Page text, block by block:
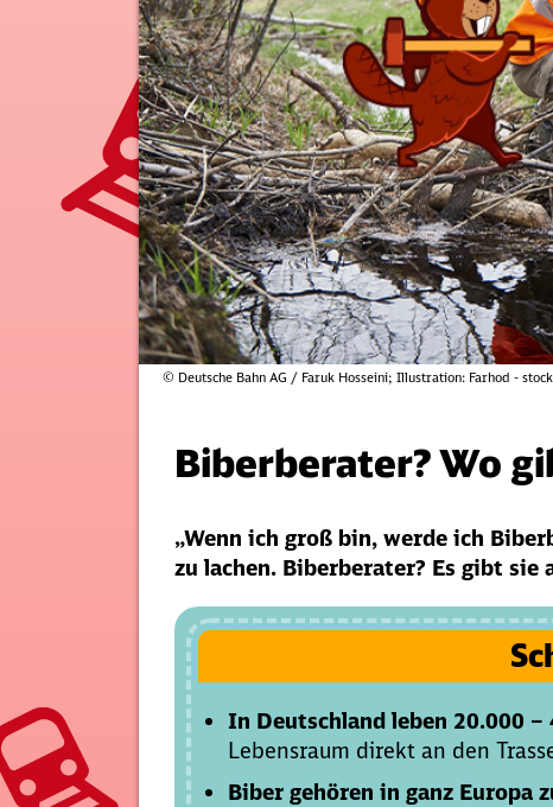
© Deutsche Bahn AG / Faruk Hosseini; Illustration: Farhod -
Biberberater? Wo
„Wenn ich groß bin, werde ich
zu lachen. Biberberater? Es gibt
In Deutschland leben 20.000 –
Lebensraum direkt an den
Biber gehören in ganz Europa